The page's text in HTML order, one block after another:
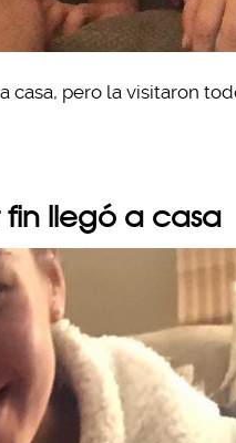
casa, pero la visitaron
fin llegó a casa